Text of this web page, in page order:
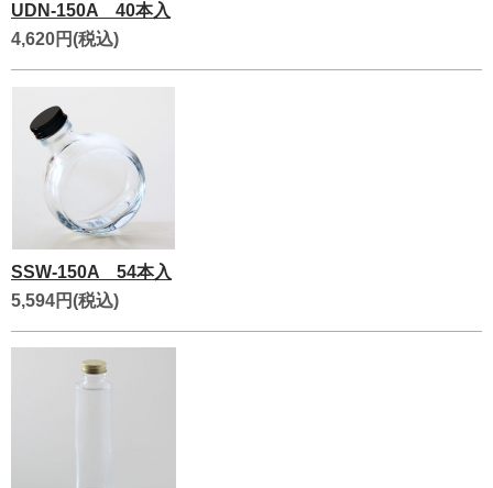
UDN-150A 40本入
4,620円(税込)
SSW-150A 54本入
5,594円(税込)